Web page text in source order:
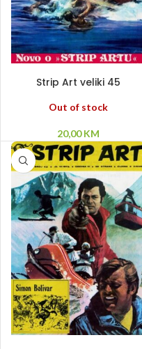
Strip Art veliki 45
Out of stock
20,00KM